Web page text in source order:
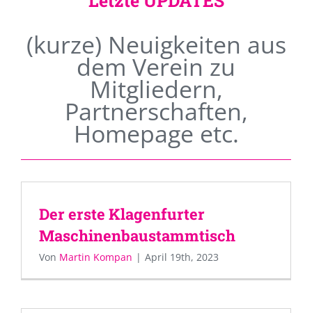
(kurze) Neuigkeiten aus
dem Verein zu
Mitgliedern,
Partnerschaften,
Homepage etc.
Der erste Klagenfurter
Maschinenbaustammtisch
Von Martin Kompan | April 19th, 2023